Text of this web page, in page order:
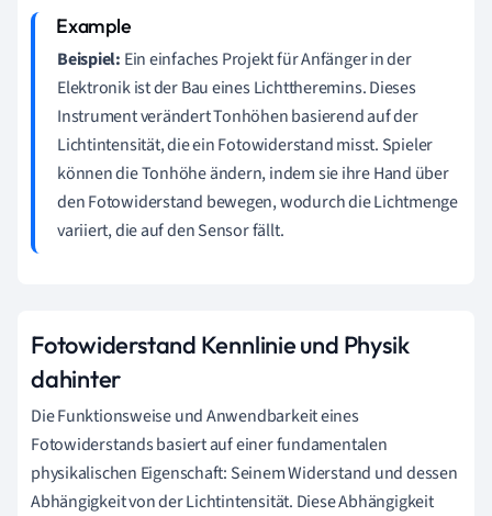
Beispiel: Ein einfaches Projekt für Anfänger in der
Elektronik ist der Bau eines Lichttheremins. Dieses
Instrument verändert Tonhöhen basierend auf der
Lichtintensität, die ein Fotowiderstand misst. Spieler
können die Tonhöhe ändern, indem sie ihre Hand über
den Fotowiderstand bewegen, wodurch die Lichtmenge
variiert, die auf den Sensor fällt.
Fotowiderstand Kennlinie und Physik
dahinter
Die Funktionsweise und Anwendbarkeit eines
Fotowiderstands basiert auf einer fundamentalen
physikalischen Eigenschaft: Seinem Widerstand und dessen
Abhängigkeit von der Lichtintensität. Diese Abhängigkeit